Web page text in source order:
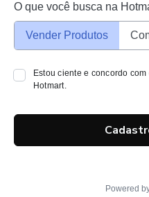
O que você busca na
Vender Produtos
Estou ciente e concordo
Hotmart.
Powered